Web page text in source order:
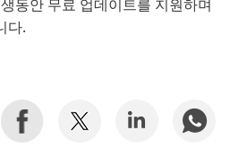
동안 무료 업데이트를 지원하며
다.